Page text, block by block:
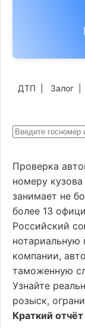
ДТП Залог
Проверка
номеру
занимает не
более 13
Российский
нотариальную
компании,
таможенную
Узнайте
розыск,
Краткий